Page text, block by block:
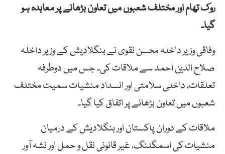
روک تھام اور مختلف شعبوں میں تعاون بڑھانے پر معاہدہ ہو
گیا۔
وفاقی وزیر داخلہ محسن نقوی نے بنگلادیش کے وزیر داخلہ
صلاح الدین احمد سے ملاقات کی۔ جس میں دوطرفہ
تعلقات، داخلی سلامتی اور انسداد منشیات سمیت مختلف
شعبوں میں تعاون بڑھانے پر اتفاق کیا گیا۔
ملاقات کے دوران پاکستان اور بنگلادیش کے درمیان
منشیات کی اسمگلنگ، غیر قانونی نقل و حمل اور نشہ آور